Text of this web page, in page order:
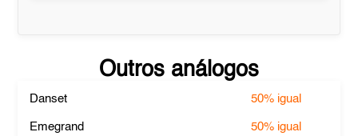
Outros análogos
Danset 50% igual
Emegrand 50% igual